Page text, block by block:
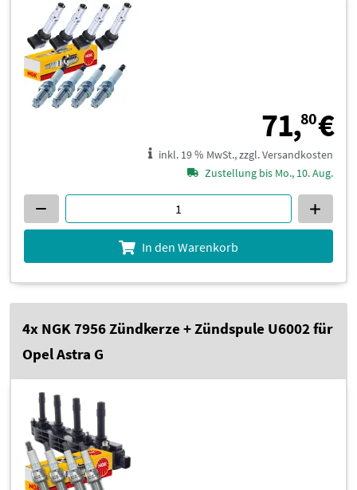
71,80€
inkl. 19 % MwSt., zzgl. Versandkosten
Zustellung bis Mo., 10. Aug.
In den Warenkorb
4x NGK 7956 Zündkerze + Zündspule U6002 für
Opel Astra G